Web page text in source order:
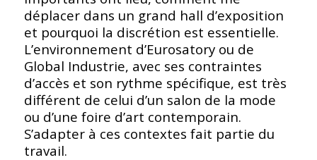
déplacer dans un grand hall d’exposition
et pourquoi la discrétion est essentielle.
L’environnement d’Eurosatory ou de
Global Industrie, avec ses contraintes
d’accès et son rythme spécifique, est très
différent de celui d’un salon de la mode
ou d’une foire d’art contemporain.
S’adapter à ces contextes fait partie du
travail.